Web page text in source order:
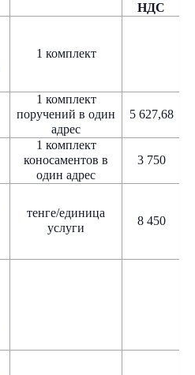
НДС
1 комплект
1 комплект
поручений в один
адрес
5 627,68
1 комплект
коносаментов в
один адрес
3 750
тенге/единица
услуги
8 450